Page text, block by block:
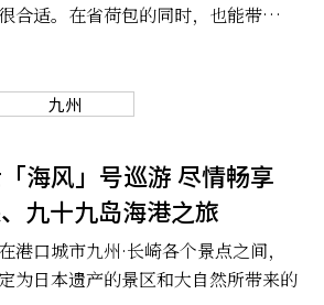
合适。在省荷包的同时，也能带你迅
九州
海风」号巡游 尽情畅享
九十九岛海港之旅
港口城市九州·长崎各个景点之间，
为日本遗产的景区和大自然所带来的